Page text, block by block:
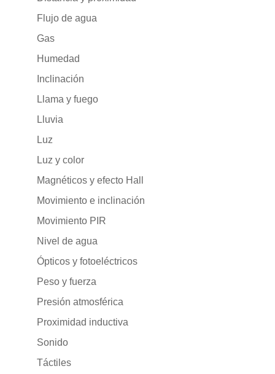
Flujo de agua
Gas
Humedad
Inclinación
Llama y fuego
Lluvia
Luz
Luz y color
Magnéticos y efecto Hall
Movimiento e inclinación
Movimiento PIR
Nivel de agua
Ópticos y fotoeléctricos
Peso y fuerza
Presión atmosférica
Proximidad inductiva
Sonido
Táctiles